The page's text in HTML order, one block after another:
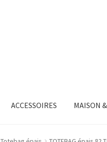
ACCESSOIRES MAISON